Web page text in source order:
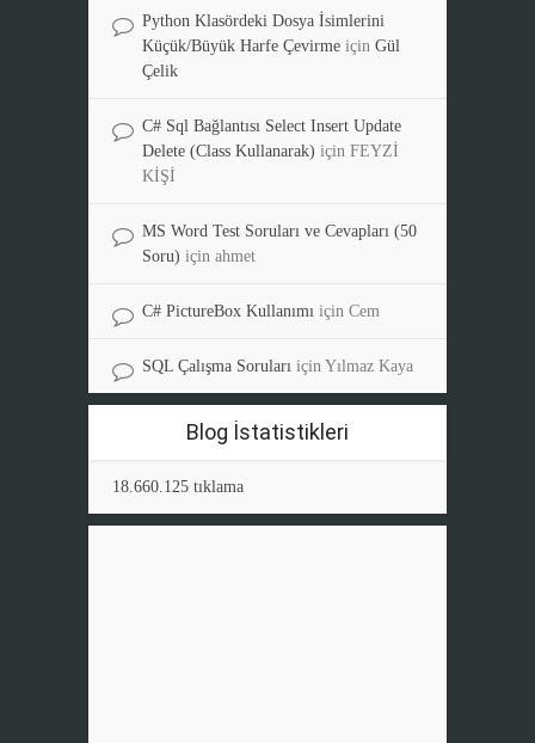
Python Klasördeki Dosya İsimlerini
Küçük/Büyük Harfe Çevirme için Gül
Çelik
C# Sql Bağlantısı Select Insert Update
Delete (Class Kullanarak) için FEYZİ
KİŞİ
MS Word Test Soruları ve Cevapları (50
Soru) için ahmet
C# PictureBox Kullanımı için Cem
SQL Çalışma Soruları için Yılmaz Kaya
Blog İstatistikleri
18.660.125 tıklama